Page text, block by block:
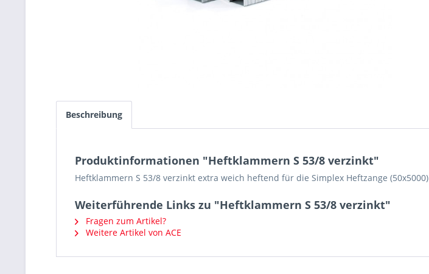
Beschreibung
Produktinformationen "Heftklammern S 53/8 verzinkt"
Heftklammern S 53/8 verzinkt extra weich heftend für die Simplex Heftzange (50x5000)
Weiterführende Links zu "Heftklammern S 53/8 verzinkt"
Fragen zum Artikel?
Weitere Artikel von ACE